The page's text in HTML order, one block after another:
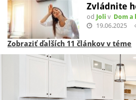
Zvládnite
od Joli v Dom a
19.06.2025
Zobraziť ďalších 11 článkov v téme